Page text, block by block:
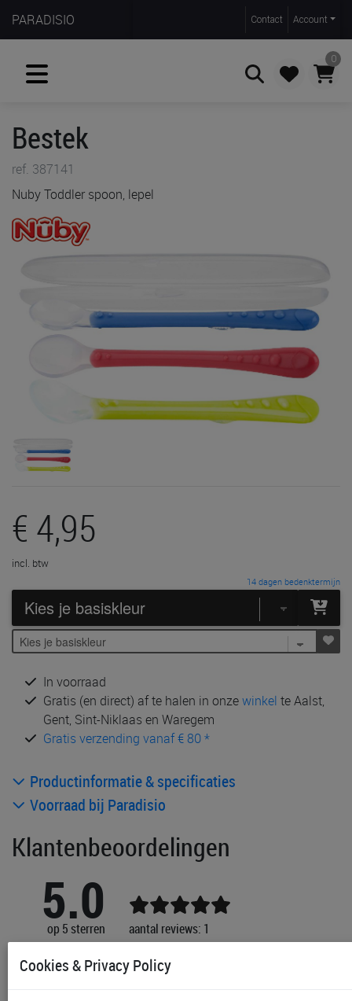
PARADISIO Contact Account
0
Bestek
ref. 387141
Nuby Toddler spoon, lepel
€ 4,95
incl. btw
14 dagen bedenktermijn
In voorraad
Gratis (en direct) af te halen in onzewinkel te Aalst,
Gent, Sint-Niklaas en Waregem
Gratis verzending vanaf € 80 *
Productinformatie & specificaties
Voorraad bij Paradisio
Klantenbeoordelingen
5.0
op 5 sterren aantal reviews: 1
Cookies & Privacy Policy